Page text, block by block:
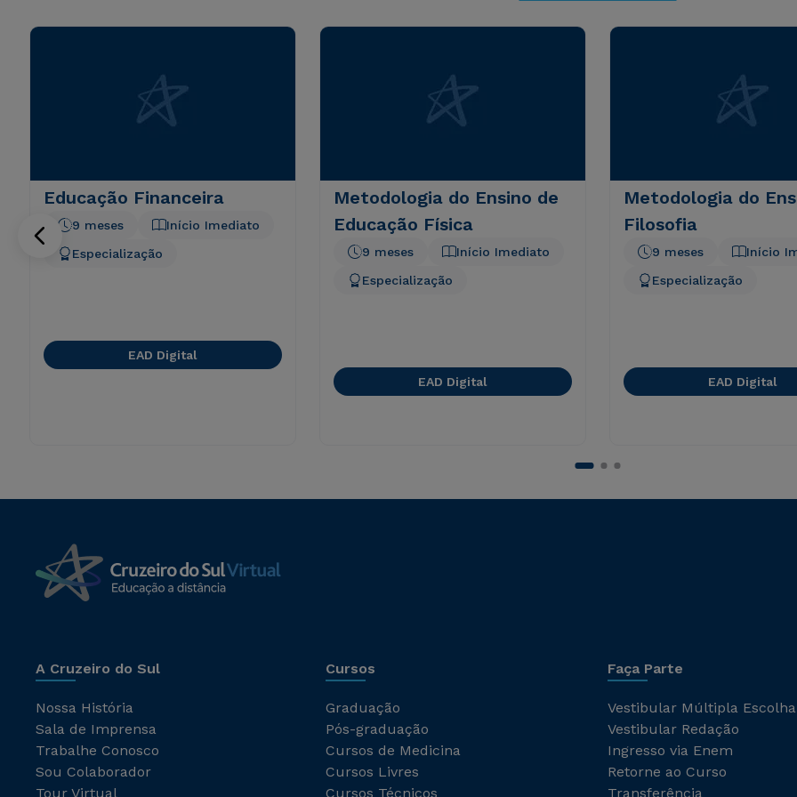
Educação Financeira
Início Imediato
9 meses
Especialização
EAD Digital
Metodologia do Ensino de
Educação Física
Início Imediato
9 meses
Especialização
EAD Digital
Metodologia do
Filosofia
Início
9 meses
Especialização
EAD Digital
A Cruzeiro do Sul
Nossa História
Sala de Imprensa
Trabalhe Conosco
Sou Colaborador
Tour Virtual
Cursos
Graduação
Pós-graduação
Cursos de Medicina
Cursos Livres
Cursos Técnicos
Faça Parte
Vestibular Múltipla Escolha
Vestibular Redação
Ingresso via Enem
Retorne ao Curso
Transferência